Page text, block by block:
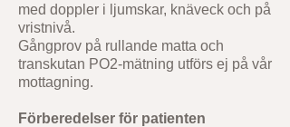
med doppler i ljumskar, knäveck och på
vristnivå.
Gångprov på rullande matta och
transkutan PO2-mätning utförs ej på vår
mottagning.
Förberedelser för patienten